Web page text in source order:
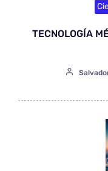
TECNOLOGÍA